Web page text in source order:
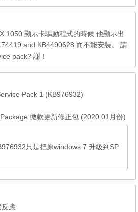
1050 顯示卡驅動程式的時候 他顯示出
and KB4490628 而不能安裝。 請
pack? 謝！
Pack 1 (KB976932)
微軟更新修正包 (2020.01月份)
只是把原windows 7 升級到SP
反應